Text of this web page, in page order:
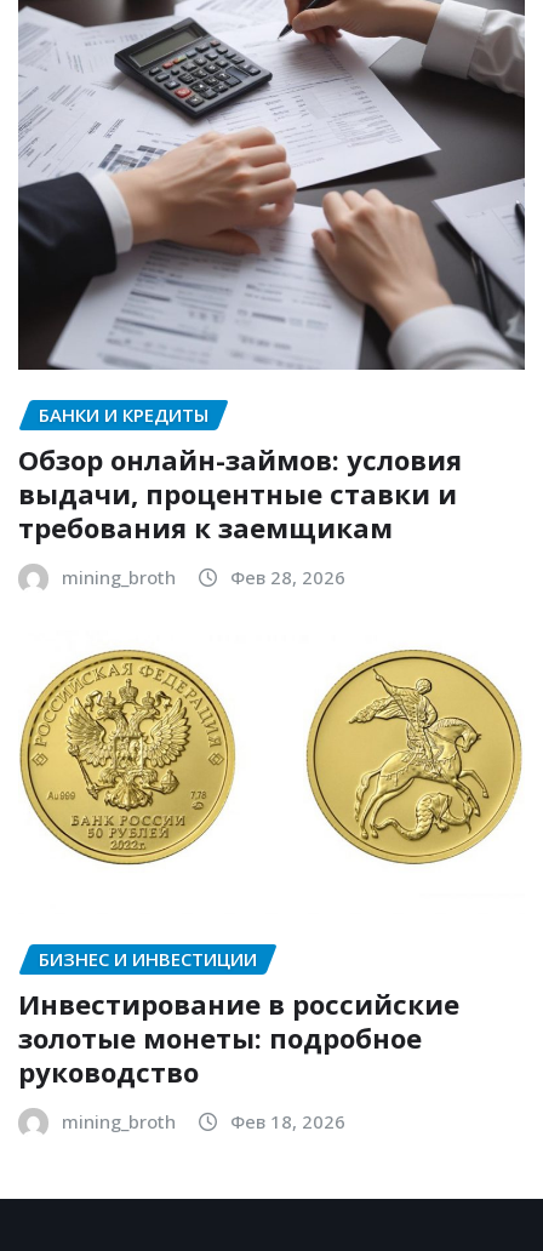
БАНКИ И КРЕДИТЫ
Обзор онлайн-займов: условия
выдачи, процентные ставки и
требования к заемщикам
mining_broth Фев 28, 2026
БИЗНЕС И ИНВЕСТИЦИИ
Инвестирование в российские
золотые монеты: подробное
руководство
mining_broth Фев 18, 2026